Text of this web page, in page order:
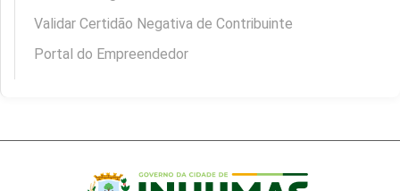
Validar Certidão Negativa de Contribuinte
Portal do Empreendedor